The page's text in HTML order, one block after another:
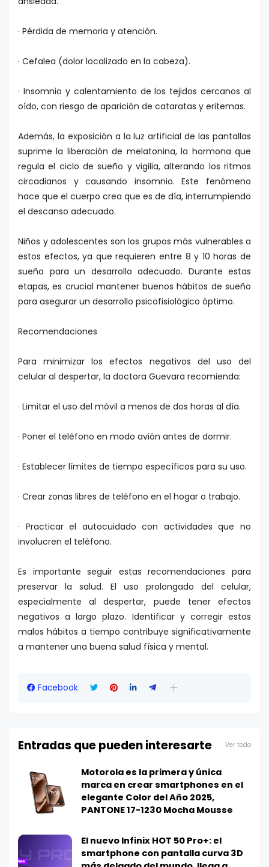
· Pérdida de memoria y atención.
· Cefalea (dolor localizado en la cabeza).
· Insomnio y calentamiento de los tejidos cercanos al
oído, con riesgo de aparición de cataratas y eritemas.
Además, la exposición a la luz artificial de las pantallas
suprime la liberación de melatonina, la hormona que
regula el ciclo de sueño y vigilia, alterando los ritmos
circadianos y causando insomnio. Este fenómeno
hace que el cuerpo crea que es de día, interrumpiendo
el descanso adecuado.
Niños y adolescentes son los grupos más vulnerables a
estos efectos, ya que requieren entre 8 y 10 horas de
sueño para un desarrollo adecuado. Durante estas
etapas, es crucial mantener buenos hábitos de sueño
para asegurar un desarrollo psicofisiológico óptimo.
Recomendaciones
Para minimizar los efectos negativos del uso del
celular al despertar, la doctora Guevara recomienda:
· Limitar el uso del móvil a menos de dos horas al día.
· Poner el teléfono en modo avión antes de dormir.
· Establecer límites de tiempo específicos para su uso.
· Crear zonas libres de teléfono en el hogar o trabajo.
· Practicar el autocuidado con actividades que no
involucren el teléfono.
Es importante seguir estas recomendaciones para
preservar la salud. El uso prolongado del celular,
especialmente al despertar, puede tener efectos
negativos a largo plazo. Identificar y corregir estos
malos hábitos a tiempo contribuye significativamente
a mantener una buena salud física y mental.
Facebook
Entradas que pueden interesarte Ver todo
Motorola es la primera y única
marca en crear smartphones en el
elegante Color del Año 2025,
PANTONE 17-1230 Mocha Mousse
El nuevo Infinix HOT 50 Pro+: el
smartphone con pantalla curva 3D